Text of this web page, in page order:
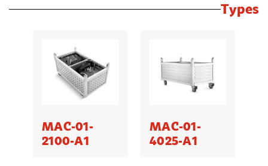
Types
MAC-01-
2100-A1
MAC-01-
4025-A1